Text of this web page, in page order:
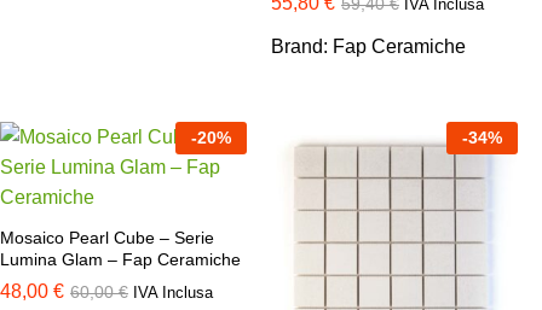
59,40€ IVA Inclusa
Brand: Fap Ceramiche
-20%
Mosaico Pearl Cube – Serie
Lumina Glam – Fap Ceramiche
48,00 € 60,00€ IVA Inclusa
-34%